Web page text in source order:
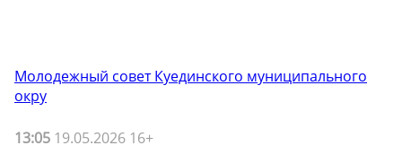
Молодежный совет Куединского муниципального
окру
13:05 19.05.2026 16+